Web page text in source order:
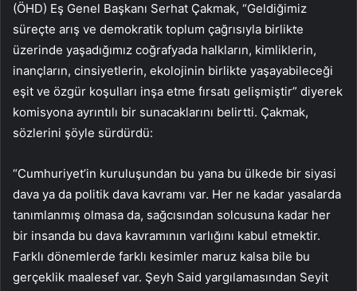
(ÖHD) Eş Genel Başkanı Serhat Çakmak, “Geldiğimiz
süreçte arış ve demokratik toplum çağrısıyla birlikte
üzerinde yaşadığımız coğrafyada halkların, kimliklerin,
inançların, cinsiyetlerin, ekolojinin birlikte yaşayabileceği
eşit ve özgür koşulları inşa etme fırsatı gelişmiştir” diyerek
komisyona ayrıntılı bir sunacaklarını belirtti. Çakmak,
sözlerini şöyle sürdürdü:
“Cumhuriyet’in kuruluşundan bu yana bu ülkede bir siyasi
dava ya da politik dava kavramı var. Her ne kadar yasalarda
tanımlanmış olmasa da, sağcısından solcusuna kadar her
bir insanda bu dava kavramının varlığını kabul etmektir.
Farklı dönemlerde farklı kesimler maruz kalsa bile bu
gerçeklik maalesef var. Şeyh Said yargılamasından Seyit